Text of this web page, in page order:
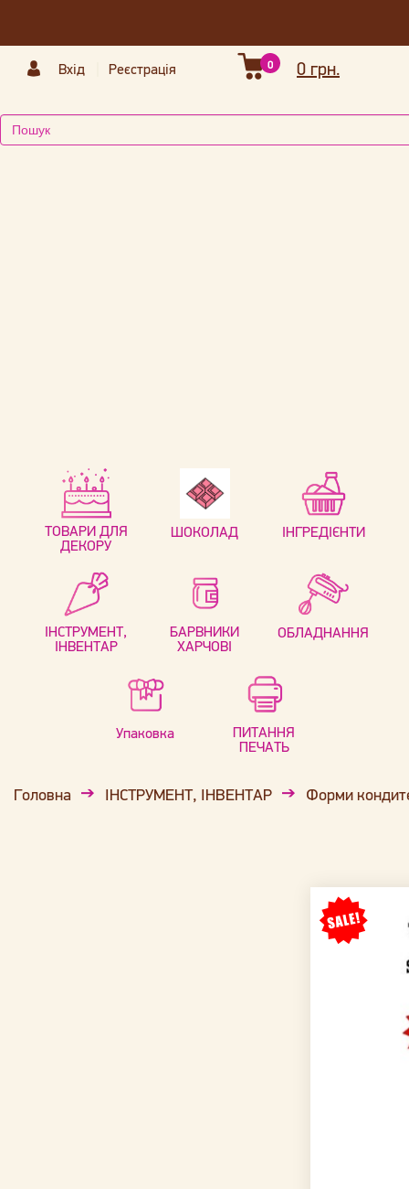
Вхід Реєстрація 0 грн.
0
ТОВАРИ ДЛЯ
ДЕКОРУ
ШОКОЛАД ІНГРЕДІЄНТИ
ІНСТРУМЕНТ,
ІНВЕНТАР
БАРВНИКИ
ХАРЧОВІ
ОБЛАДНАННЯ
Упаковка
ПИТАННЯ
ПЕЧАТЬ
Головна ІНСТРУМЕНТ, ІНВЕНТАР Форми